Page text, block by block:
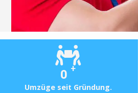
0 +
Umzüge seit Gründung.